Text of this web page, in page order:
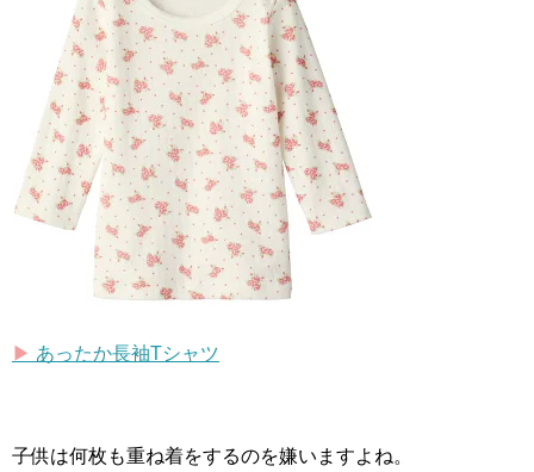
▶︎ あったか長袖Tシャツ
子供は何枚も重ね着をするのを嫌いますよね。